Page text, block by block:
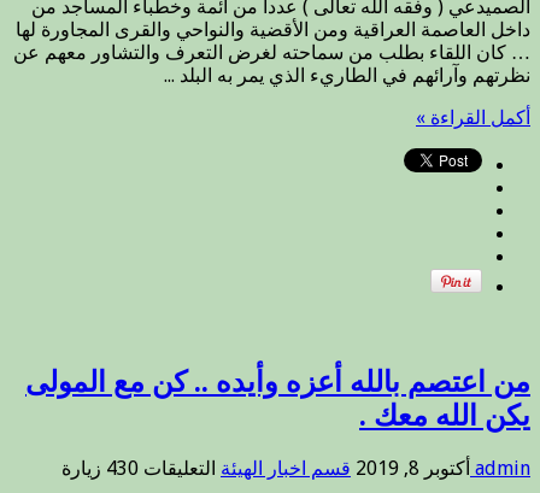
يلتقي
عدداً
من
الصميدعي ( وفقه الله تعالى ) عدداً من أئمة وخطباء المساجد من
داخل العاصمة العراقية ومن الأقضية والنواحي والقرى المجاورة لها
… كان اللقاء بطلب من سماحته لغرض التعرف والتشاور معهم عن
نظرتهم وآرائهم في الطاريء الذي يمر به البلد ...
أكمل القراءة »
من اعتصم بالله أعزه وأيده .. كن مع المولى
يكن الله معك .
admin أكتوبر 8, 2019 قسم اخبار الهيئة التعليقات على
430 زيارة